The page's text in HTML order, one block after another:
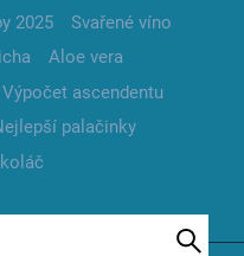
2025
Svařené víno
Aloe vera
Výpočet ascendentu
palačinky